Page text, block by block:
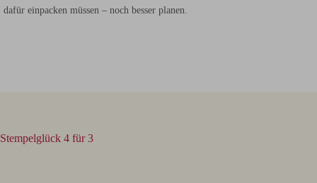
dafür einpacken müssen – noch besser planen.
Stempelglück 4 für 3